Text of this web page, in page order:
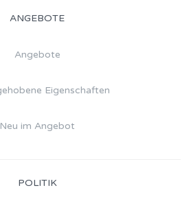
ANGEBOTE
Angebote
Eigenschaften
Neu im Angebot
POLITIK